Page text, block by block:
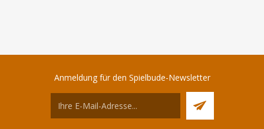
Anmeldung für den Spielbude-Newsletter